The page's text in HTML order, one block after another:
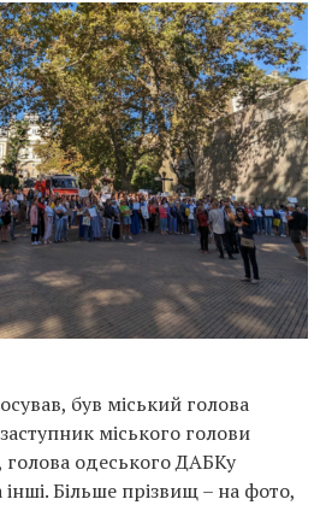
був міський голова
міського голови
одеського ДАБКу
Більше прізвищ – на фото,